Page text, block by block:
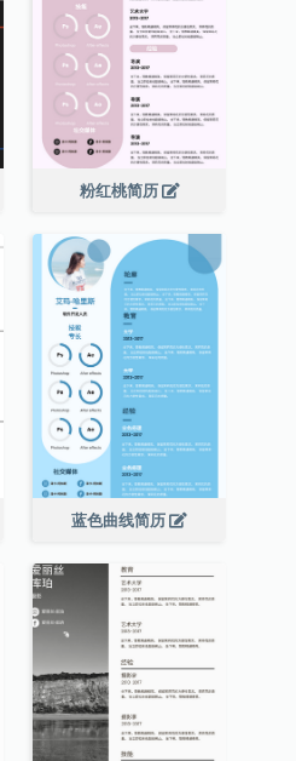
粉红桃简历
蓝色曲线简历